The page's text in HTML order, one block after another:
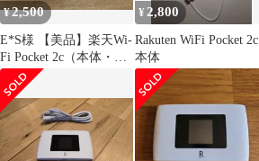
¥2,500
E*S様 【美品】楽天Wi-
Fi Pocket 2c（本体・
箱・マニュアル）ホワ
¥ 2,800
Rakuten WiFi Pocket 2c
本体